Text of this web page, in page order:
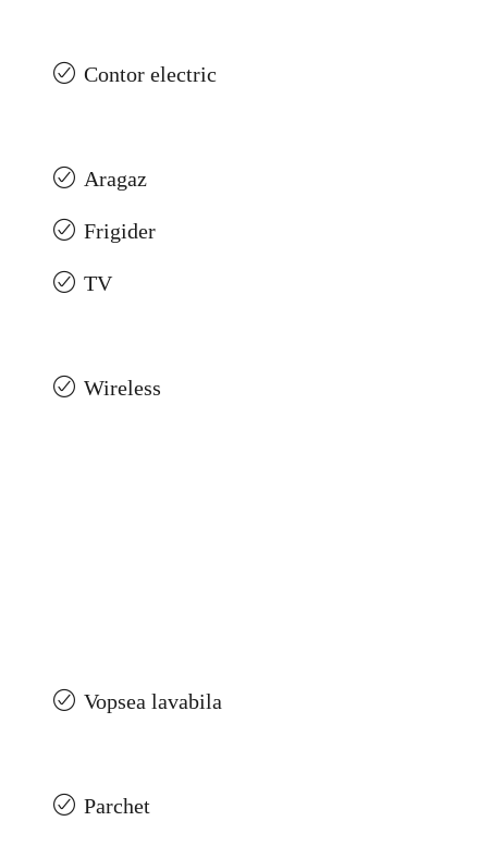
Contor electric
Aragaz
Frigider
TV
Wireless
Vopsea lavabila
Parchet